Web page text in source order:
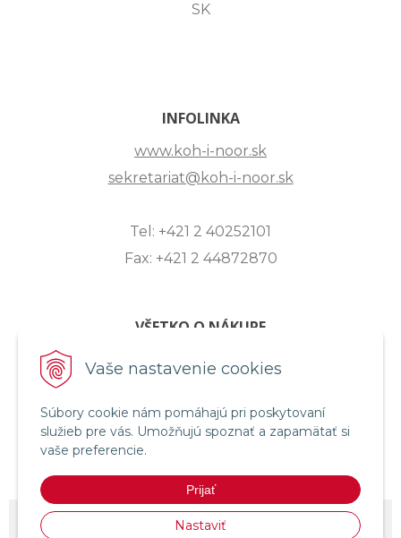
Vaše nastavenie cookies
Súbory cookie nám pomáhajú pri poskytovaní
služieb pre vás. Umožňujú spoznať a zapamätať si
vaše preferencie.
Prijať
Nastaviť
SK
INFOLINKA
www.koh-i-noor.sk
sekretariat@koh-i-noor.sk
Tel: +421 2 40252101
Fax: +421 2 44872870
VŠETKO O NÁKUPE
ZASLANIE OTÁZKY
OBCHODNÉ PODMIENKY
REKLAMAČNÝ PORIADOK
© 2026 KOH-I-NOOR HARDTMUTH SLOVENSKO • e-shop